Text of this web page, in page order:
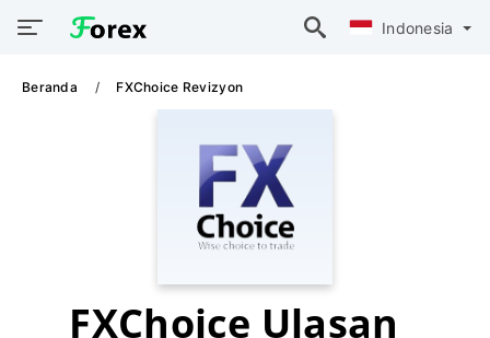
Indonesia
Beranda FXChoice Revizyon
FXChoice Ulasan